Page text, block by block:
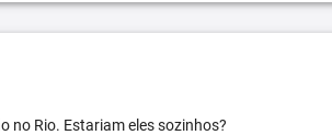
no Rio. Estariam eles sozinhos?